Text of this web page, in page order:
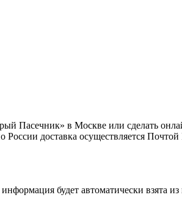
Пасечник» в Москве или сделать
России доставка осуществляется
будет автоматически взята